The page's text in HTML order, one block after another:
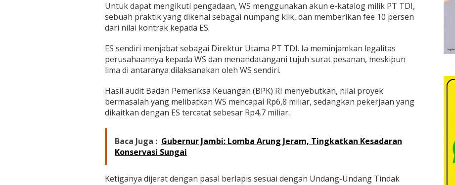
Untuk dapat mengikuti pengadaan, WS menggunakan akun e-katalog milik PT TDI,
sebuah praktik yang dikenal sebagai numpang klik, dan memberikan fee 10 persen
dari nilai kontrak kepada ES.
ES sendiri menjabat sebagai Direktur Utama PT TDI. Ia meminjamkan legalitas
perusahaannya kepada WS dan menandatangani tujuh surat pesanan, meskipun
lima di antaranya dilaksanakan oleh WS sendiri.
Hasil audit Badan Pemeriksa Keuangan (BPK) RI menyebutkan, nilai proyek
bermasalah yang melibatkan WS mencapai Rp6,8 miliar, sedangkan pekerjaan yang
dikaitkan dengan ES tercatat sebesar Rp4,7 miliar.
Baca Juga : Gubernur Jambi: Lomba Arung Jeram, Tingkatkan Kesadaran
Konservasi Sungai
Ketiganya dijerat dengan pasal berlapis sesuai dengan Undang-Undang Tindak